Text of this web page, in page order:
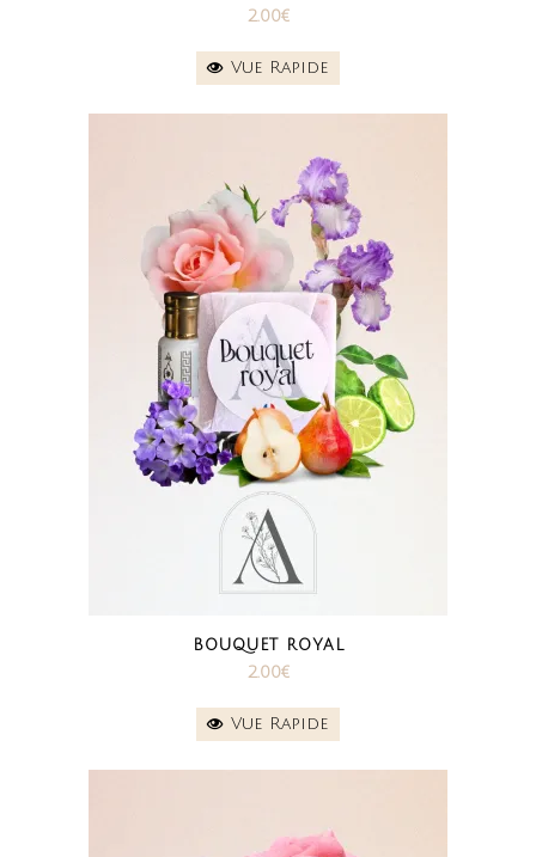
2.00€
Vue Rapide
BOUQUET ROYAL
2.00€
Vue Rapide